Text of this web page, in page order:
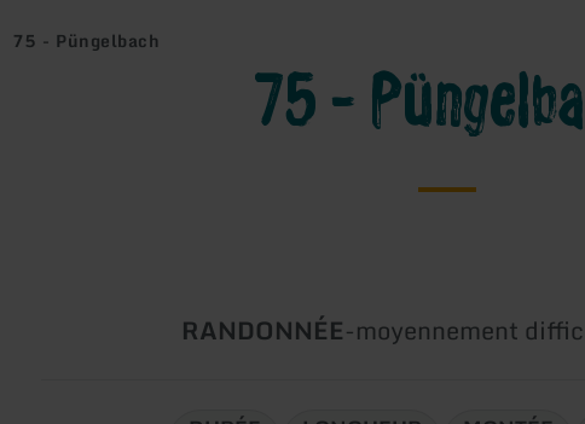
75 - Püngelbach
75 -
Type
circuit:
RANDONNÉE-Difficulté:
moyennement